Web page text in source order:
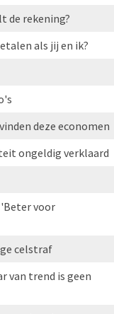
de rekening?
als jij en ik?
deze economen
ongeldig verklaard
voor
celstraf
van trend is geen